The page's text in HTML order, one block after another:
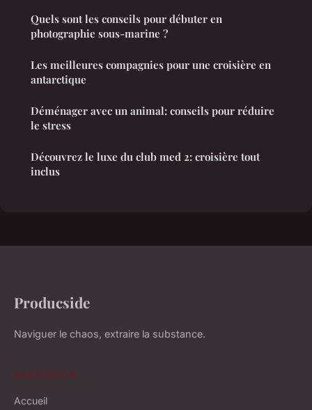
Quels sont les conseils pour débuter en
photographie sous-marine ?
Les meilleures compagnies pour une croisière en
antarctique
Déménager avec un animal: conseils pour réduire
le stress
Découvrez le luxe du club med 2: croisière tout
inclus
Producside
Naviguer le chaos, extraire la substance.
NAVIGATION
Accueil